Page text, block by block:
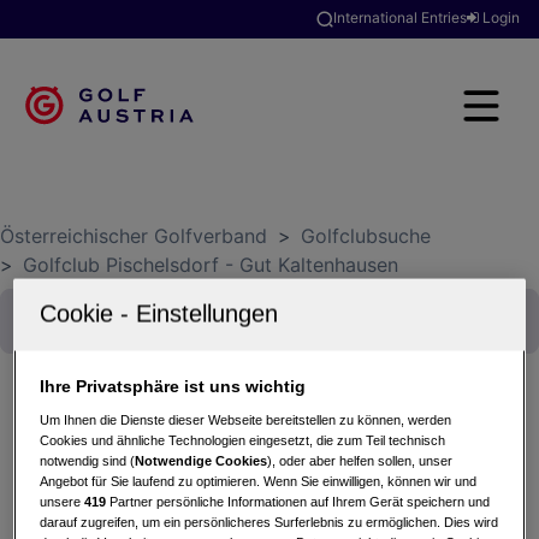
International Entries Login
Österreichischer Golfverband > Golfclubsuche
> Golfclub Pischelsdorf - Gut Kaltenhausen
Österreichische Mannschaftsmeisterschaften
Senioren Damen 2024 Div 3A
21.06.2024
Golfclub Pischelsdorf - Gut Kaltenhausen
Ihre Privatsphäre ist uns wichtig
Um Ihnen die Dienste dieser Webseite bereitstellen zu können, werden
Cookies und ähnliche Technologien eingesetzt, die zum Teil technisch
notwendig sind (Notwendige Cookies), oder aber helfen sollen, unser
Angebot für Sie laufend zu optimieren. Wenn Sie einwilligen, können wir und
unsere419 Partner persönliche Informationen auf Ihrem Gerät speichern und
darauf zugreifen, um ein persönlicheres Surferlebnis zu ermöglichen. Dies wird